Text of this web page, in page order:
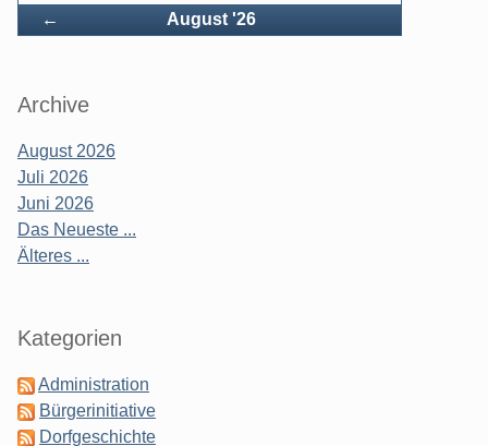
← August '26
Archive
August 2026
Juli 2026
Juni 2026
Das Neueste ...
Älteres ...
Kategorien
Administration
Bürgerinitiative
Dorfgeschichte